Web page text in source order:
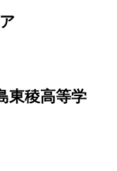
東稜高等学